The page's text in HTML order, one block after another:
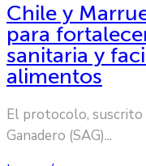
Chile y
para
sanitaria y
alimentos
El protocolo,
Ganadero (SAG)...